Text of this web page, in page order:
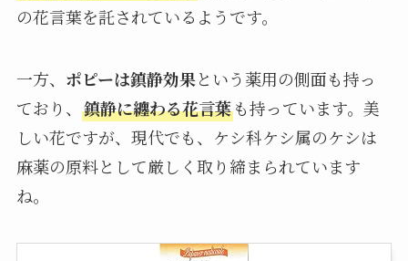
の花言葉を託されているようです。
一方、 ポピーは鎮静効果という薬用の側面も持っ
ており、 鎮静に纏わる花言葉も持っています。美
しい花ですが、現代でも、ケシ科ケシ属のケシは
麻薬の原料として厳しく取り締まられています
ね。